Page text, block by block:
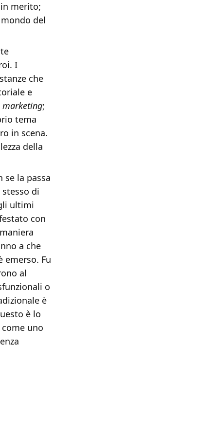
merito;
del
I
che
e
marketing;
tema
in scena.
della
la passa
di
ultimi
con
a che
emerso. Fu
al
o
è
è lo
uno